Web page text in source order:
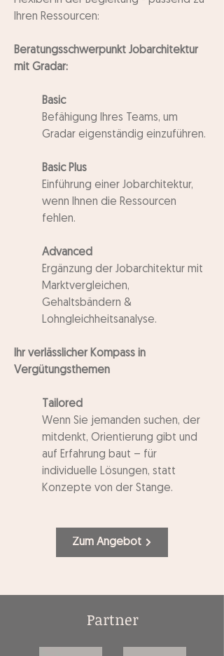
Ihren Ressourcen:
Beratungsschwerpunkt Jobarchitektur
mit Gradar:
Basic
Befähigung Ihres Teams, um
Gradar eigenständig einzuführen.
Basic Plus
Einführung einer Jobarchitektur,
wenn Ihnen die Ressourcen
fehlen.
​Advanced
Ergänzung der Jobarchitektur mit
Marktvergleichen,
Gehaltsbändern &
Lohngleichheitsanalyse.
Ihr verlässlicher Kompass in
Vergütungsthemen
Tailored
Wenn Sie jemanden suchen, der
mitdenkt, Orientierung gibt und
auf Erfahrung baut – für
individuelle Lösungen, statt
Konzepte von der Stange.
Zum Angebot
Partner